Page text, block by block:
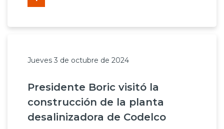
Jueves 3 de octubre de 2024
Presidente Boric visitó la
construcción de la planta
desalinizadora de Codelco